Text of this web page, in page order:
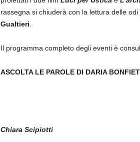
rassegna si chiuderà con la lettura delle
Gualtieri
Il programma completo degli eventi è
ASCOLTA LE PAROLE DI DARIA
Chiara Scipiotti